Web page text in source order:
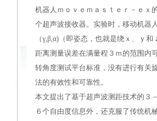
机器人ｍｏｖｅｍａｓｔｅｒ－ｅｘ
个超声波接收器。实验时，移动机器
（γ,β,α)（即姿态，也就是绕ｘ、ｙ
距离测量误差在满量程３ｍ的范围内
转角度测试平台标准，没有进行有关
法的有效性和可靠性。
本文提出了基于超声波测距技术的３
６个自由度信息外，还克服了传统机